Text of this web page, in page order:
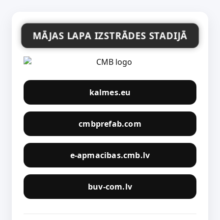
MĀJAS LAPA IZSTRĀDES STADIJĀ
kalmes.eu
cmbprefab.com
e-apmacibas.cmb.lv
buv-com.lv